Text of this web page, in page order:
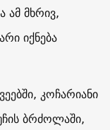
ამ მხრივ,
იქნება
კოჩარიანი
ბრძოლაში,